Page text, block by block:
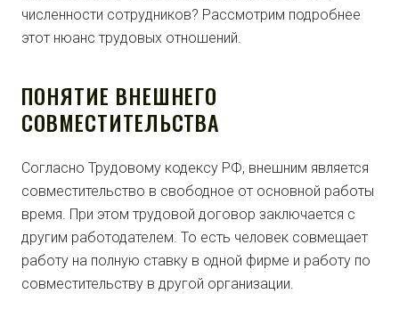
численности сотрудников? Рассмотрим подробнее
этот нюанс трудовых отношений.
ПОНЯТИЕ ВНЕШНЕГО
СОВМЕСТИТЕЛЬСТВА
Согласно Трудовому кодексу РФ, внешним является
совместительство в свободное от основной работы
время. При этом трудовой договор заключается с
другим работодателем. То есть человек совмещает
работу на полную ставку в одной фирме и работу по
совместительству в другой организации.